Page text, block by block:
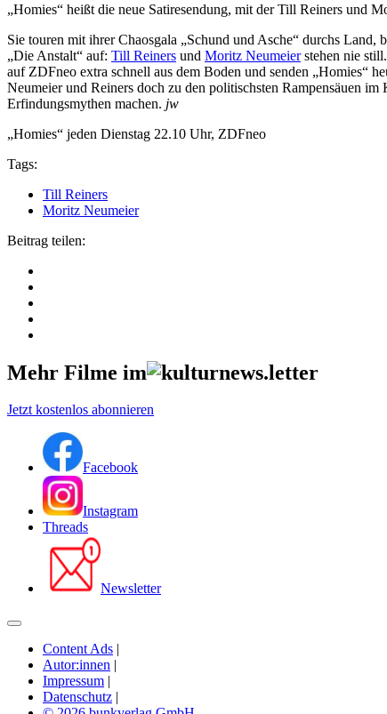
„Homies“ heißt die neue Satiresendung, mit der Till Reiners und
Sie touren mit ihrer Chaosgala „Schund und Asche“ durchs Land,
„Die Anstalt“ auf: Till Reiners und Moritz Neumeierstehen nie
auf ZDFneo extra schnell aus dem Boden und senden „Homies“
Neumeier und Reiners doch zu den politischsten Rampensäuen
Erfindungsmythen machen. jw
„Homies“ jeden Dienstag 22.10 Uhr, ZDFneo
Tags:
Till Reiners
Moritz Neumeier
Beitrag teilen:
Mehr Filme im
Jetzt kostenlos abonnieren
Facebook
Instagram
Threads
Newsletter
Content Ads |
Autor:innen |
Impressum |
Datenschutz |